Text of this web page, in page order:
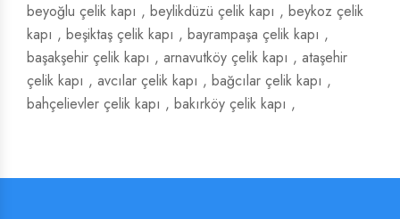
beyoğlu çelik kapı , beylikdüzü çelik kapı , beykoz çelik
kapı , beşiktaş çelik kapı , bayrampaşa çelik kapı ,
başakşehir çelik kapı , arnavutköy çelik kapı , ataşehir
çelik kapı , avcılar çelik kapı , bağcılar çelik kapı ,
bahçelievler çelik kapı , bakırköy çelik kapı ,